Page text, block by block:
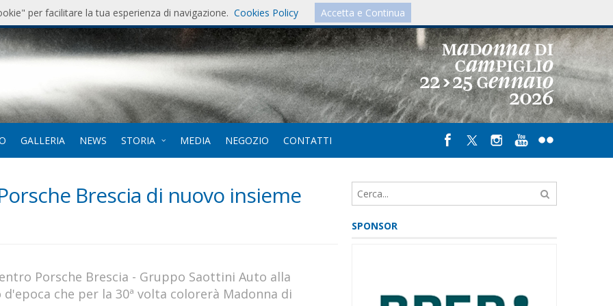
GALLERIA NEWS STORIA MEDIA NEGOZIO CONTATTI
Brescia di nuovo insieme
Porsche Brescia - Gruppo Saottini Auto alla
che per la 30ª volta colorerà Madonna di
SPONSOR
per facilitare la tua esperienza di navigazione. Cookies Policy Accetta e Continua